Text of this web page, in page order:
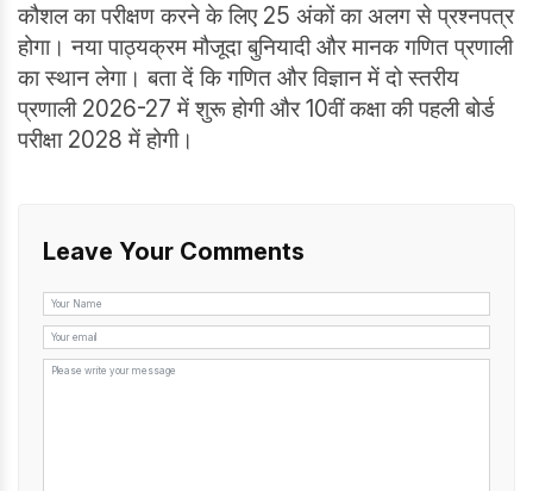
कौशल का परीक्षण करने के लिए 25 अंकों का अलग से प्रश्नपत्र
होगा। नया पाठ्यक्रम मौजूदा बुनियादी और मानक गणित प्रणाली
का स्थान लेगा। बता दें कि गणित और विज्ञान में दो स्तरीय
प्रणाली 2026-27 में शुरू होगी और 10वीं कक्षा की पहली बोर्ड
परीक्षा 2028 में होगी।
Leave Your Comments